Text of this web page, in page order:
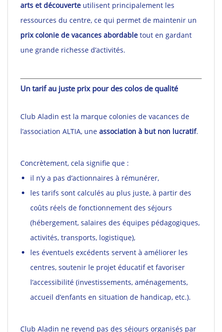
arts et découverte utilisent principalement les
ressources du centre, ce qui permet de maintenir un
prix colonie de vacances abordable tout en gardant
une grande richesse d’activités.
Un tarif au juste prix pour des colos de qualité
Club Aladin est la marque colonies de vacances de
l’association ALTIA, une association à but non lucratif.
Concrètement, cela signifie que :
il n’y a pas d’actionnaires à rémunérer,
les tarifs sont calculés au plus juste, à partir des
coûts réels de fonctionnement des séjours
(hébergement, salaires des équipes pédagogiques,
activités, transports, logistique),
les éventuels excédents servent à améliorer les
centres, soutenir le projet éducatif et favoriser
l’accessibilité (investissements, aménagements,
accueil d’enfants en situation de handicap, etc.).
Club Aladin ne revend pas des séjours organisés par